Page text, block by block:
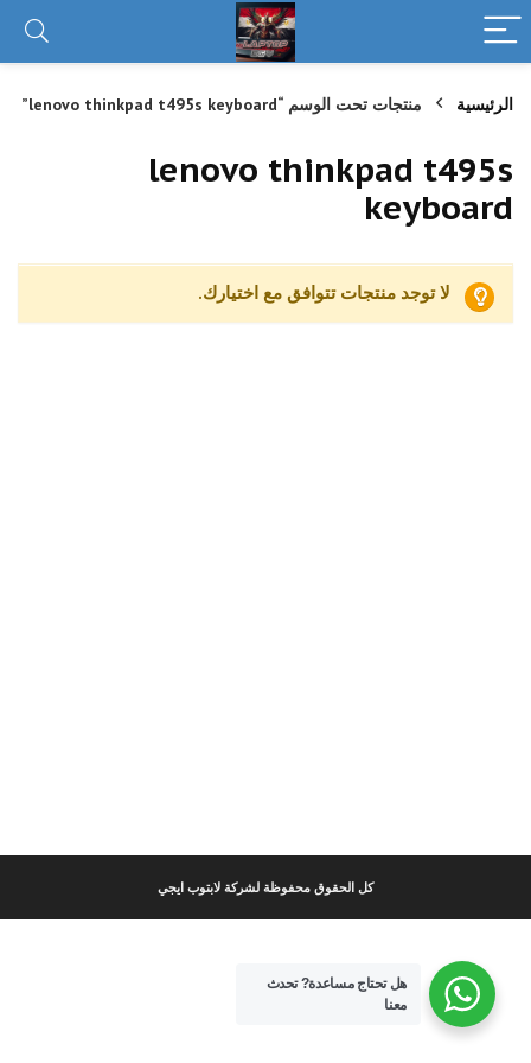
الرئيسية منتجات تحت الوسم “lenovo thinkpad t495s keyboard”
lenovo thinkpad t495s
keyboard
لا توجد منتجات تتوافق مع اختيارك.
كل الحقوق محفوظة لشركة لابتوب ايجي
هل تحتاج مساعدة?تحدث
معنا